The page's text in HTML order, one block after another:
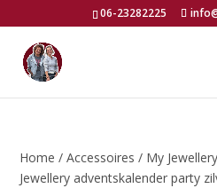
06-23282225
Home /Accessoires / My
Jewellery adventskalender party